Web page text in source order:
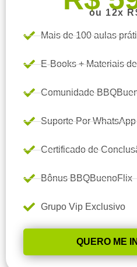
ou 12x
Mais de 100 aulas
E-Books + Materiais
Comunidade
Suporte Por WhatsApp
Certificado de
Bônus BBQBuenoFlix
Grupo Vip Exclusivo
QUERO ME